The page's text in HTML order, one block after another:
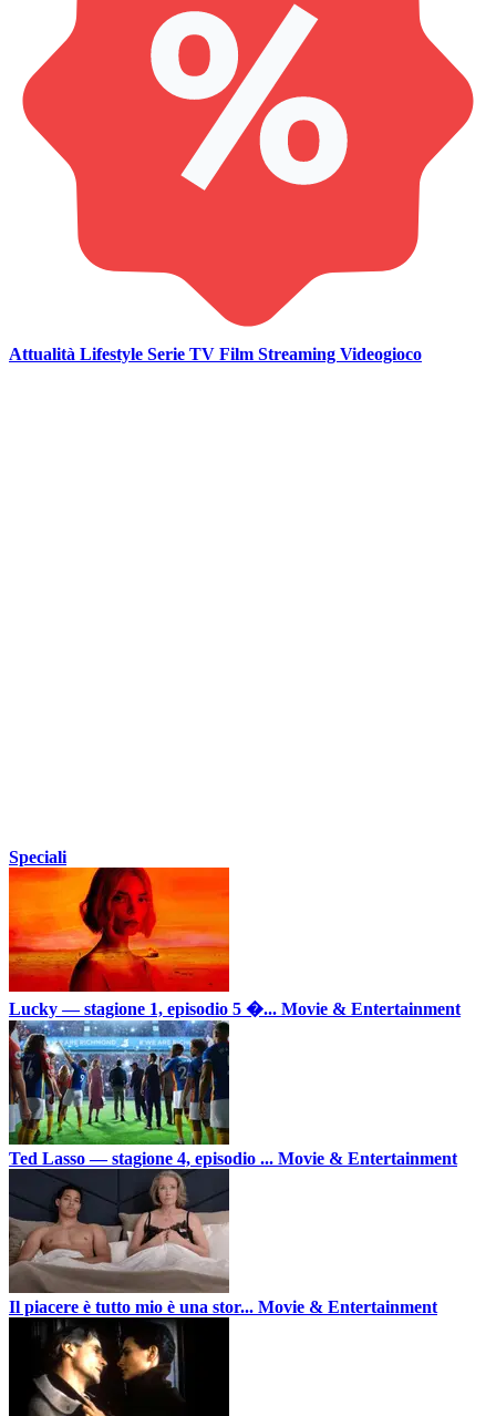
Attualità Lifestyle Serie TV Film Streaming Videogioco
Speciali
Lucky — stagione 1, episodio 5 �... Movie & Entertainment
Ted Lasso — stagione 4, episodio ... Movie & Entertainment
Il piacere è tutto mio è una stor... Movie & Entertainment